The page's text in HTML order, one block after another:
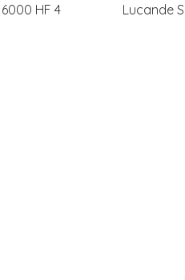
HF 4
Lucande